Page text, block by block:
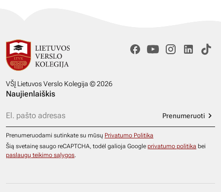
VŠĮ Lietuvos Verslo Kolegija © 2026
Naujienlaiškis
Prenumeruoti
Prenumeruodami sutinkate su mūsų Privatumo Politika
Šią svetainę saugo reCAPTCHA, todėl galioja Google privatumo politika bei
paslaugų teikimo sąlygos.